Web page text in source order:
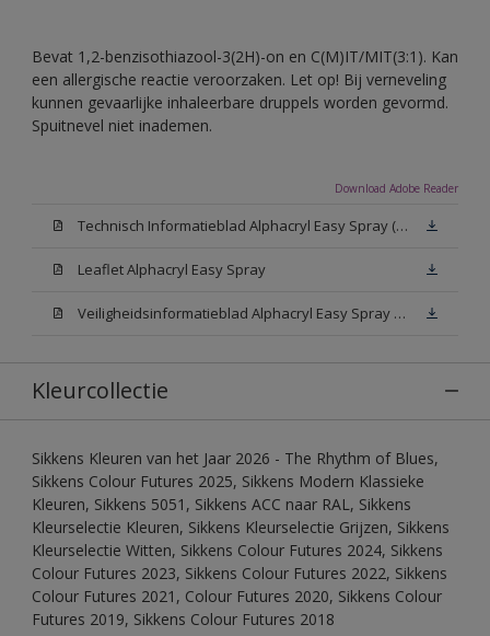
Bevat 1,2-benzisothiazool-3(2H)-on en C(M)IT/MIT(3:1). Kan
een allergische reactie veroorzaken. Let op! Bij verneveling
kunnen gevaarlijke inhaleerbare druppels worden gevormd.
Spuitnevel niet inademen.
Download Adobe Reader
Technisch Informatieblad Alphacryl Easy Spray (PDF)
Leaflet Alphacryl Easy Spray
Veiligheidsinformatieblad Alphacryl Easy Spray White W05 (MSDS)
Kleurcollectie
Sikkens Kleuren van het Jaar 2026 - The Rhythm of Blues,
Sikkens Colour Futures 2025, Sikkens Modern Klassieke
Kleuren, Sikkens 5051, Sikkens ACC naar RAL, Sikkens
Kleurselectie Kleuren, Sikkens Kleurselectie Grijzen, Sikkens
Kleurselectie Witten, Sikkens Colour Futures 2024, Sikkens
Colour Futures 2023, Sikkens Colour Futures 2022, Sikkens
Colour Futures 2021, Colour Futures 2020, Sikkens Colour
Futures 2019, Sikkens Colour Futures 2018